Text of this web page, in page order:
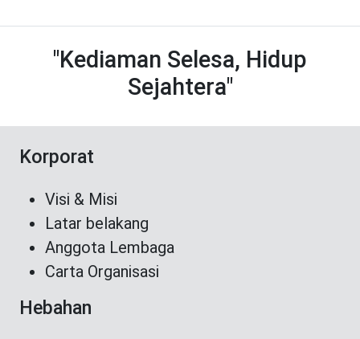
"Kediaman Selesa, Hidup
Sejahtera"
Korporat
Visi & Misi
Latar belakang
Anggota Lembaga
Carta Organisasi
Hebahan